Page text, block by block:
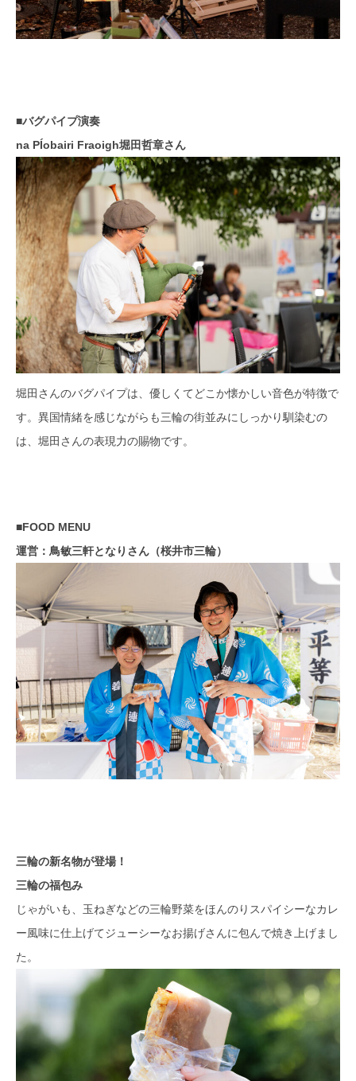
■バグパイプ演奏
na PÍobairi Fraoigh堀田哲章さん
堀田さんのバグパイプは、優しくてどこか懐かしい音色が特徴で
す。異国情緒を感じながらも三輪の街並みにしっかり馴染むの
は、堀田さんの表現力の賜物です。
■FOOD MENU
運営：鳥敏三軒となりさん（桜井市三輪）
三輪の新名物が登場！
三輪の福包み
じゃがいも、玉ねぎなどの三輪野菜をほんのりスパイシーなカレ
ー風味に仕上げてジューシーなお揚げさんに包んで焼き上げまし
た。